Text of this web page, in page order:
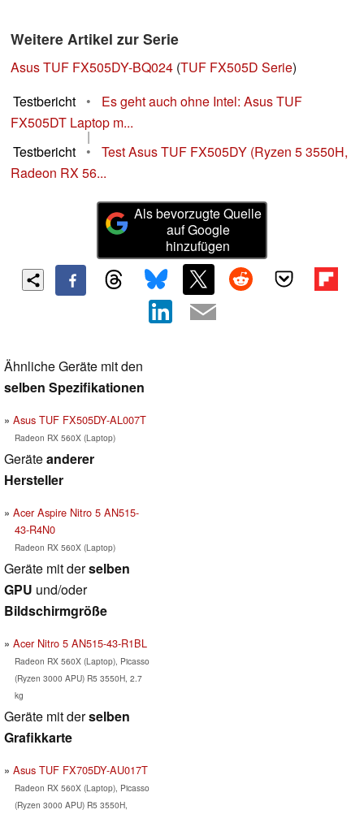
Weitere Artikel zur Serie
Asus TUF FX505DY-BQ024 (TUF FX505D Serie)
Testbericht
•
Es geht auch ohne Intel: Asus TUF
FX505DT Laptop m...
|
Testbericht
•
Test Asus TUF FX505DY (Ryzen 5 3550H,
Radeon RX 56...
Als bevorzugte Quelle
auf Google
hinzufügen
Ähnliche Geräte mit den
selben Spezifikationen
Asus TUF FX505DY-AL007T
Radeon RX 560X (Laptop)
Geräteanderer
Hersteller
Acer Aspire Nitro 5 AN515-
43-R4N0
Radeon RX 560X (Laptop)
Geräte mit derselben
GPU und/oder
Bildschirmgröße
Acer Nitro 5 AN515-43-R1BL
Radeon RX 560X (Laptop), Picasso
(Ryzen 3000 APU) R5 3550H, 2.7
kg
Geräte mit derselben
Grafikkarte
Asus TUF FX705DY-AU017T
Radeon RX 560X (Laptop), Picasso
(Ryzen 3000 APU) R5 3550H,